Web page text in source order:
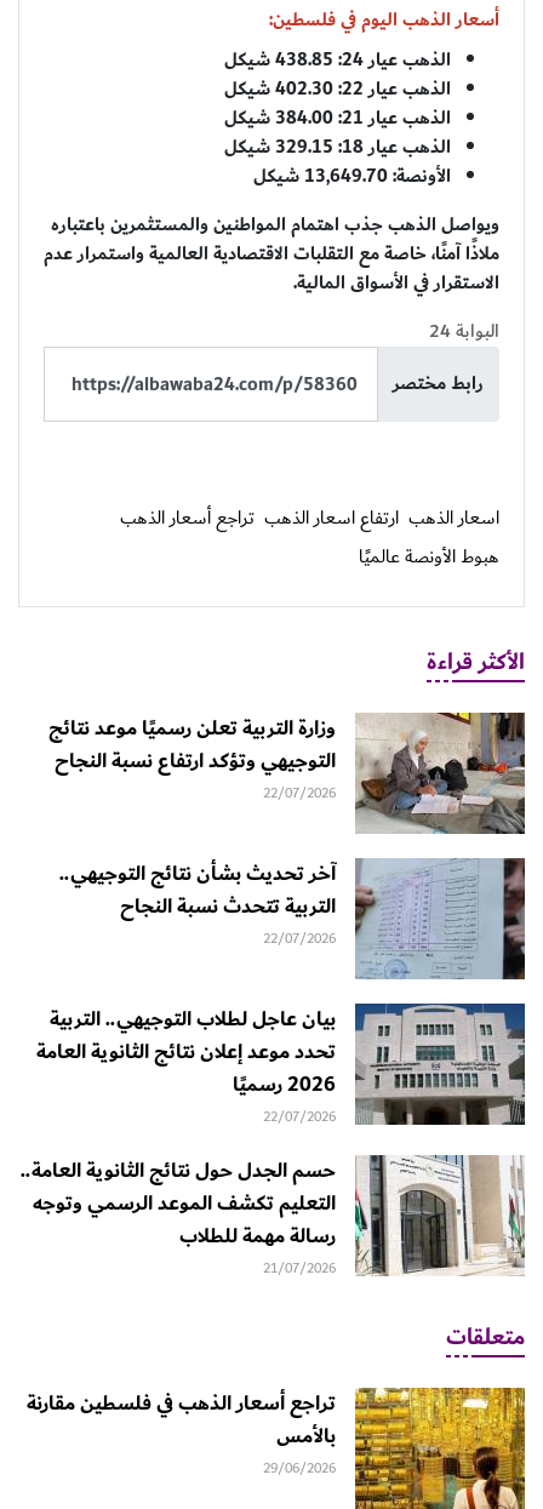
أسعار الذهب اليوم في فلسطين:
الذهب عيار 24: 438.85 شيكل
الذهب عيار 22: 402.30 شيكل
الذهب عيار 21: 384.00 شيكل
الذهب عيار 18: 329.15 شيكل
الأونصة: 13,649.70 شيكل
ويواصل الذهب جذب اهتمام المواطنين والمستثمرين باعتباره
ملاذًا آمنًا، خاصة مع التقلبات الاقتصادية العالمية واستمرار عدم
الاستقرار في الأسواق المالية.
البوابة 24
رابط مختصر
اسعار الذهب ارتفاع اسعار الذهب تراجع أسعار الذهب
هبوط الأونصة عالميًا
الأكثر قراءة
وزارة التربية تعلن رسميًا موعد نتائج
التوجيهي وتؤكد ارتفاع نسبة النجاح
22/07/2026
آخر تحديث بشأن نتائج التوجيهي..
التربية تتحدث نسبة النجاح
22/07/2026
بيان عاجل لطلاب التوجيهي.. التربية
تحدد موعد إعلان نتائج الثانوية العامة
2026 رسميًا
22/07/2026
حسم الجدل حول نتائج الثانوية العامة..
التعليم تكشف الموعد الرسمي وتوجه
رسالة مهمة للطلاب
21/07/2026
متعلقات
تراجع أسعار الذهب في فلسطين مقارنة
بالأمس
29/06/2026